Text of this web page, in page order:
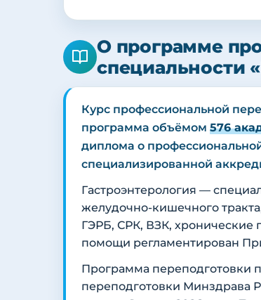
О программе
специальности
Курс профессиональной
программа объёмом 576
диплома о
специализированной
Гастроэнтерология —
желудочно-кишечного
ГЭРБ, СРК, ВЗК, хронические
помощи регламентирован
Программа переподготовки
переподготовки Минздрава